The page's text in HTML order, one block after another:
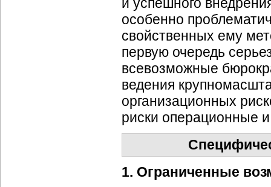
особенно
свойственных ему
первую очередь
всевозможные
ведения
организационных
риски операционные
1. Ограниченные